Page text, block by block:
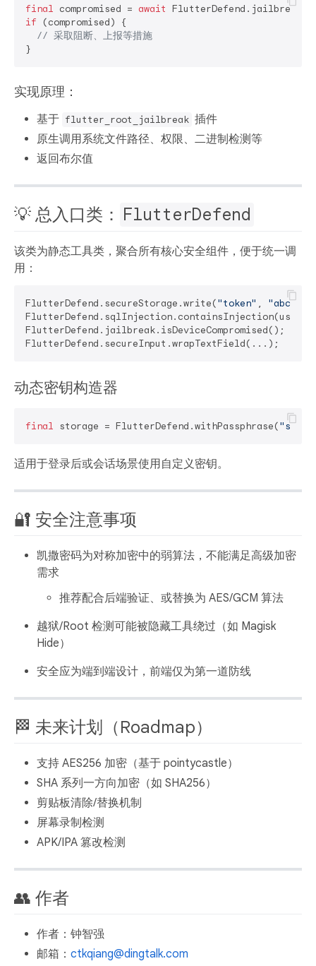
final compromised = await
if (compromised) {
// 采取阻断、上报等措施
实现原理：
基于 flutter_root_jailbreak 插件
原生调用系统文件路径、权限、二进制检测等
返回布尔值
💡 总入口类： FlutterDefend
该类为静态工具类，聚合所有核心安全组件，便于统一调
用：
FlutterDefend.secureStorage.write("token" , "abc"
FlutterDefend.jailbreak.isDeviceCompromised();
动态密钥构造器
final storage = FlutterDefend.withPassphrase(
适用于登录后或会话场景使用自定义密钥。
🔐 安全注意事项
凯撒密码为对称加密中的弱算法， 不能满足高级加密
需求
推荐配合后端验证、或替换为 AES/GCM 算法
越狱/Root 检测可能被隐藏工具绕过（如 Magisk
Hide）
安全应为端到端设计，前端仅为第一道防线
🏁 未来计划（Roadmap）
支持 AES256 加密（基于 pointycastle）
SHA 系列一方向加密（如 SHA256）
剪贴板清除/替换机制
屏幕录制检测
APK/IPA 篡改检测
👥 作者
作者：钟智强
邮箱： ctkqiang@dingtalk.com